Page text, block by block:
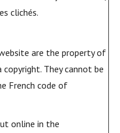
clichés.
are the property of
They cannot be
French code of
online in the